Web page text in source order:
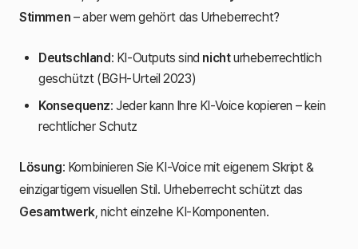
Stimmen – aber wem gehört das Urheberrecht?
Deutschland: KI-Outputs sind nichturheberrechtlich
geschützt (BGH-Urteil 2023)
Konsequenz: Jeder kann Ihre KI-Voice kopieren – kein
rechtlicher Schutz
Lösung: Kombinieren Sie KI-Voice mit eigenem Skript &
einzigartigem visuellen Stil. Urheberrecht schützt das
Gesamtwerk, nicht einzelne KI-Komponenten.